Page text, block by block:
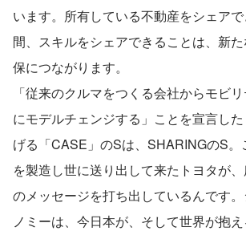
います。所有している不動産をシェア
間、スキルをシェアできることは、新
保につながります。
「従来のクルマをつくる会社からモビ
にモデルチェンジする」ことを宣言し
げる「CASE」のSは、SHARINGのS
を製造し世に送り出して来たトヨタが
のメッセージを打ち出しているんです
ノミーは、今日本が、そして世界が抱